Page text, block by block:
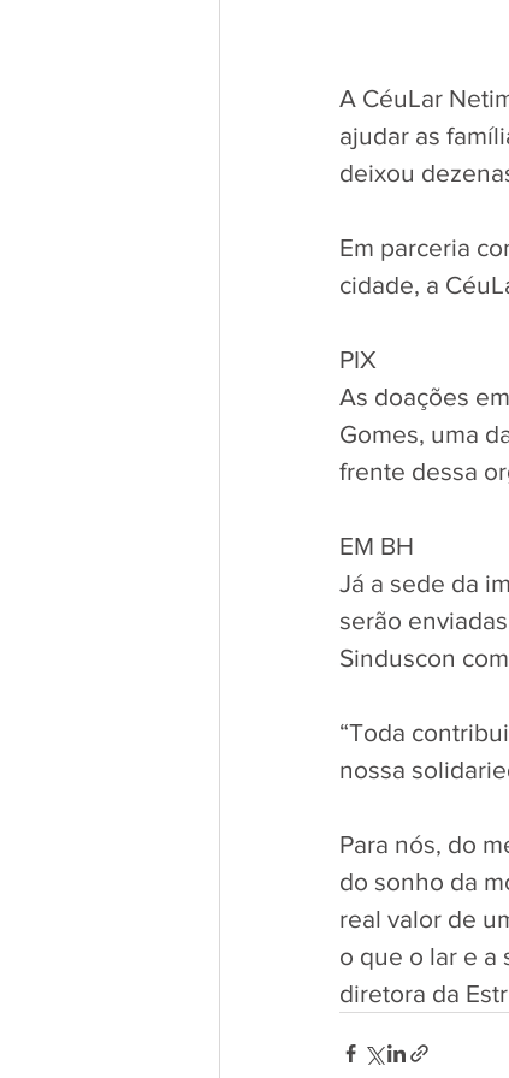
A CéuLar
ajudar as
deixou
Em parceria
cidade, a
PIX
As doações
Gomes, uma
frente dessa
EM BH
Já a sede da
serão
Sinduscon
“Toda
nossa
Para nós, do
do sonho da
real valor de
o que o lar e a
diretora da